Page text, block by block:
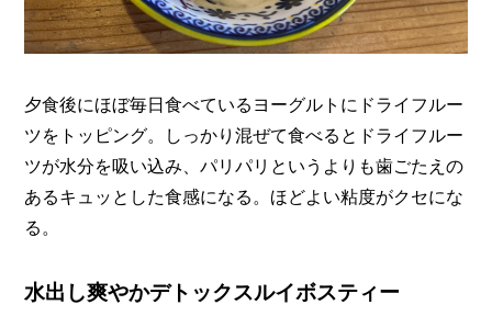
夕食後にほぼ毎日食べているヨーグルトにドライフルー
ツをトッピング。しっかり混ぜて食べるとドライフルー
ツが水分を吸い込み、パリパリというよりも歯ごたえの
あるキュッとした食感になる。ほどよい粘度がクセにな
る。
水出し爽やかデトックスルイボスティー